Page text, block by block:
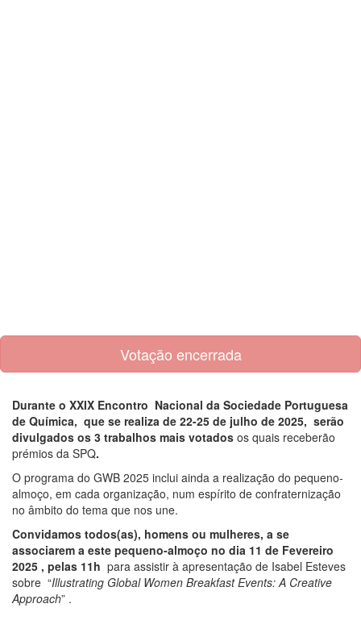
Votação encerrada
Durante o XXIX Encontro Nacional da Sociedade Portuguesa
de Química, que se realiza de 22-25 de julho de 2025, serão
divulgados os 3 trabalhos mais votados os quais receberão
prémios da SPQ.
O programa do GWB 2025 inclui ainda a realização do pequeno-
almoço, em cada organização, num espírito de confraternização
no âmbito do tema que nos une.
Convidamos todos(as), homens ou mulheres, a se
associarem a este pequeno-almoço no dia 11 de Fevereiro
2025 , pelas 11h para assistir à apresentação de Isabel Esteves
sobre “Illustrating Global Women Breakfast Events: A Creative
Approach” .